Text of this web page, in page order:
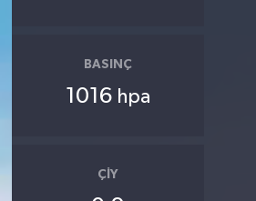
BASINÇ
1016 hpa
ÇIY